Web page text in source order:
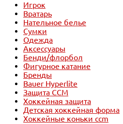
Игрок
Вратарь
Нательное белье
Сумки
Одежда
Аксессуары
Бенди/флорбол
Фигурное катание
Бренды
Bauer Hyperlite
Защита CCM
Хоккейная защита
Детская хоккейная форма
Хоккейные коньки ccm